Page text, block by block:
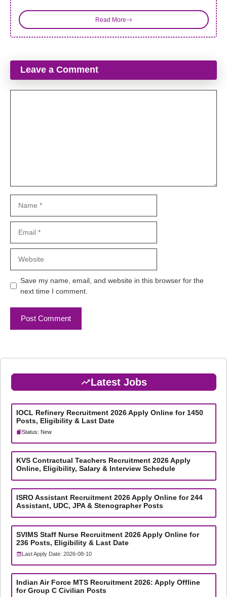
Read More
Leave a Comment
Save my name, email, and website in this browser for the
next time I comment.
Latest Jobs
IOCL Refinery Recruitment 2026 Apply Online for 1450
Posts, Eligibility & Last Date
Status: New
KVS Contractual Teachers Recruitment 2026 Apply
Online, Eligibility, Salary & Interview Schedule
ISRO Assistant Recruitment 2026 Apply Online for 244
Assistant, UDC, JPA & Stenographer Posts
SVIMS Staff Nurse Recruitment 2026 Apply Online for
236 Posts, Eligibility & Last Date
Last Apply Date: 2026-08-10
Indian Air Force MTS Recruitment 2026: Apply Offline
for Group C Civilian Posts